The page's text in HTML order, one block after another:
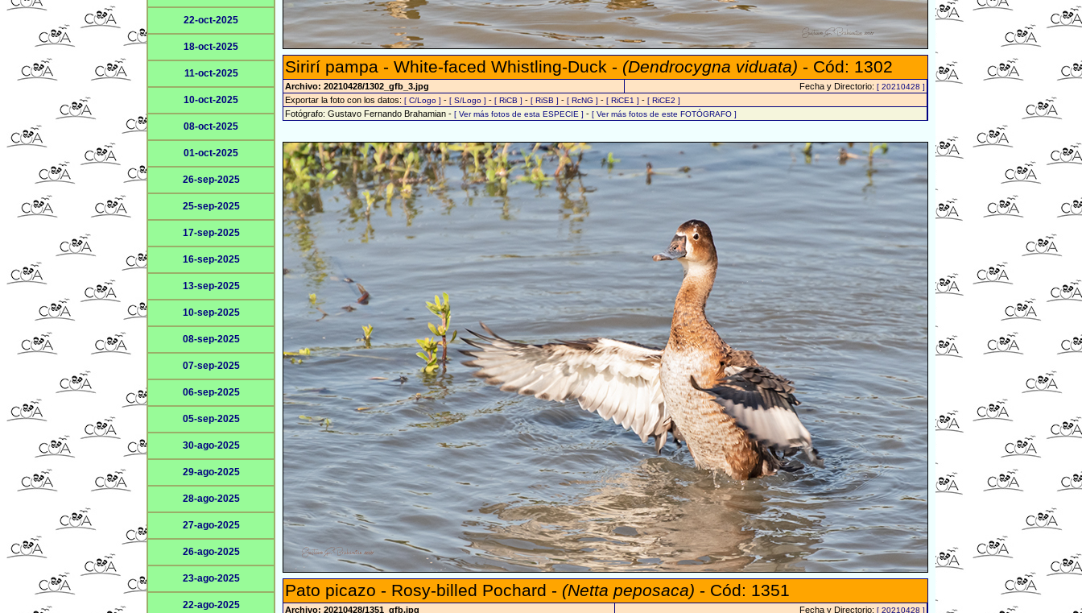
22-oct-2025
18-oct-2025
11-oct-2025
10-oct-2025
08-oct-2025
01-oct-2025
26-sep-2025
25-sep-2025
17-sep-2025
16-sep-2025
13-sep-2025
10-sep-2025
08-sep-2025
07-sep-2025
06-sep-2025
05-sep-2025
30-ago-2025
29-ago-2025
28-ago-2025
27-ago-2025
26-ago-2025
23-ago-2025
22-ago-2025
Sirirí pampa - White-faced Whistling-Duck - (Dendrocygna viduata) - Cód: 1302
Archivo: 20210428/1302_gfb_3.jpg Fecha y Directorio: [ 20210428 ]
Exportar la foto con los datos: [ C/Logo ] - [ S/Logo ] - [ RiCB ] - [ RiSB ] - [ RcNG ] - [ RiCE1 ] - [ RiCE2 ]
Fotógrafo: Gustavo Fernando Brahamian - [ Ver más fotos de esta ESPECIE ] - [ Ver más fotos de este FOTÓGRAFO ]
Pato picazo - Rosy-billed Pochard - (Netta peposaca) - Cód: 1351
Archivo: 20210428/1351_gfb.jpg Fecha y Directorio: [ 20210428 ]